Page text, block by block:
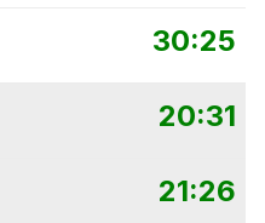
30:25
20:31
21:26